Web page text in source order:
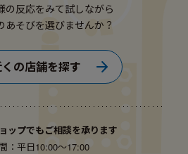
の反応をみて試しながら
あそびを選びませんか？
の店舗を探す
ップでもご相談を承ります
：平日10:00〜17:00